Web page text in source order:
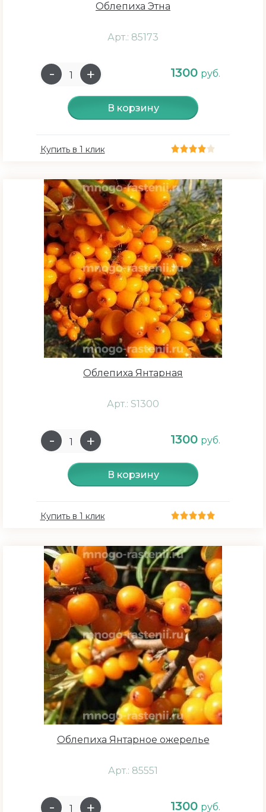
Облепиха Этна
Арт.: 85173
1300 руб.
В корзину
Купить в 1 клик
Облепиха Янтарная
Арт.: S1300
1300 руб.
В корзину
Купить в 1 клик
Облепиха Янтарное ожерелье
Арт.: 85551
1300 руб.